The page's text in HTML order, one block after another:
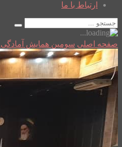
ارتباط با ما
صفحه اصلی سومین همایش آمادگی